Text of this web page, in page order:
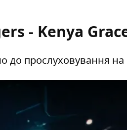
- Kenya
до прослуховування на